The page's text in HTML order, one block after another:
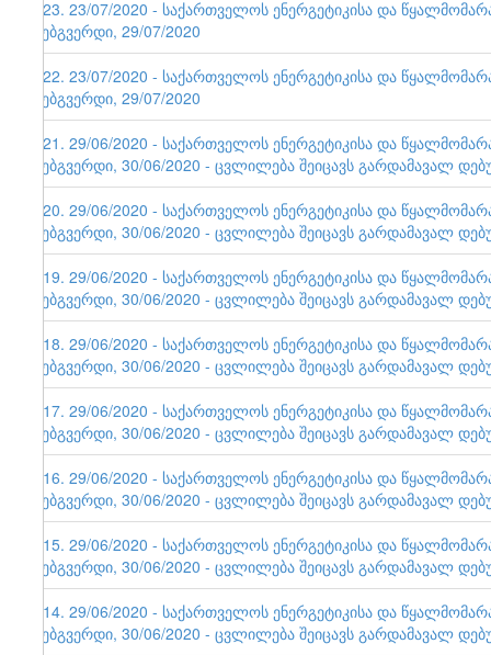
123. 23/07/2020 - საქართველოს ენერგეტიკისა და
ვებგვერდი, 29/07/2020
122. 23/07/2020 - საქართველოს ენერგეტიკისა და
ვებგვერდი, 29/07/2020
121. 29/06/2020 - საქართველოს ენერგეტიკისა და
ვებგვერდი, 30/06/2020 - ცვლილება შეიცავს გარდამავალ
120. 29/06/2020 - საქართველოს ენერგეტიკისა და
ვებგვერდი, 30/06/2020 - ცვლილება შეიცავს გარდამავალ
119. 29/06/2020 - საქართველოს ენერგეტიკისა და
ვებგვერდი, 30/06/2020 - ცვლილება შეიცავს გარდამავალ
118. 29/06/2020 - საქართველოს ენერგეტიკისა და
ვებგვერდი, 30/06/2020 - ცვლილება შეიცავს გარდამავალ
117. 29/06/2020 - საქართველოს ენერგეტიკისა და
ვებგვერდი, 30/06/2020 - ცვლილება შეიცავს გარდამავალ
116. 29/06/2020 - საქართველოს ენერგეტიკისა და
ვებგვერდი, 30/06/2020 - ცვლილება შეიცავს გარდამავალ
115. 29/06/2020 - საქართველოს ენერგეტიკისა და
ვებგვერდი, 30/06/2020 - ცვლილება შეიცავს გარდამავალ
114. 29/06/2020 - საქართველოს ენერგეტიკისა და
ვებგვერდი, 30/06/2020 - ცვლილება შეიცავს გარდამავალ